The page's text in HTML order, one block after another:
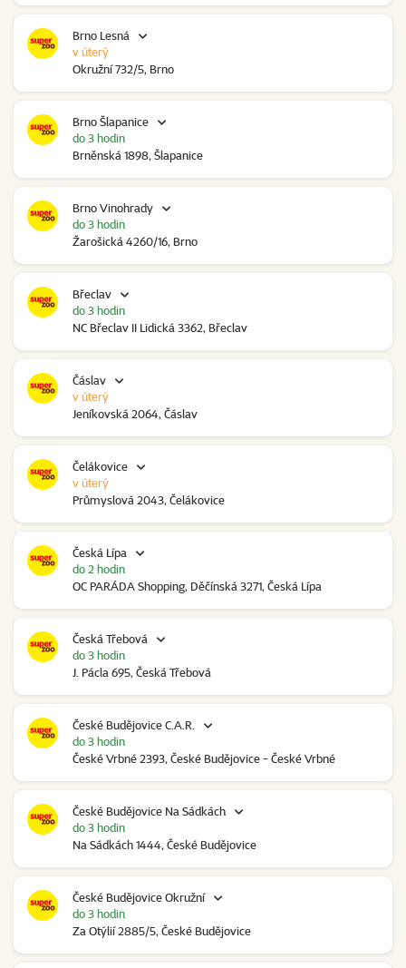
Brno Lesná
Okružní 732/5, Brno
v úterý
Brno Šlapanice
Brněnská 1898, Šlapanice
do 3 hodin
Brno Vinohrady
Žarošická 4260/16, Brno
do 3 hodin
Břeclav
NC Břeclav II Lidická 3362, Břeclav
do 3 hodin
Čáslav
Jeníkovská 2064, Čáslav
v úterý
Čelákovice
Průmyslová 2043, Čelákovice
v úterý
Česká Lípa
OC PARÁDA Shopping, Děčínská 3271, Česká Lípa
do 2 hodin
Česká Třebová
J. Pácla 695, Česká Třebová
do 3 hodin
České Budějovice C.A.R.
České Vrbné 2393, České Budějovice - České Vrbné
do 3 hodin
České Budějovice Na Sádkách
Na Sádkách 1444, České Budějovice
do 3 hodin
České Budějovice Okružní
Za Otýlií 2885/5, České Budějovice
do 3 hodin